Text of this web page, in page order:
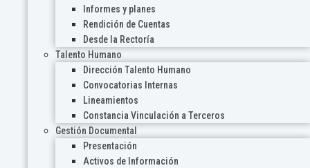
Informes y planes
Rendición de Cuentas
Desde la Rectoría
Talento Humano
Dirección Talento Humano
Convocatorias Internas
Lineamientos
Constancia Vinculación a Terceros
Gestión Documental
Presentación
Activos de Información